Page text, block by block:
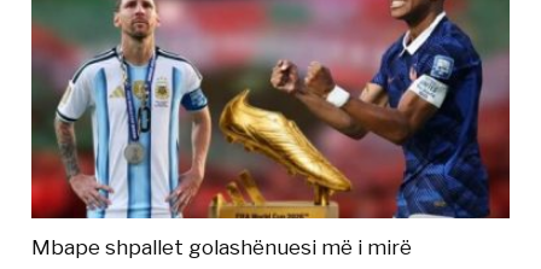
Mbape shpallet golashënuesi më i mirë